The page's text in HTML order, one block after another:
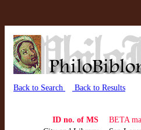
Back to Search Back to Results
ID no. of MS
BETA